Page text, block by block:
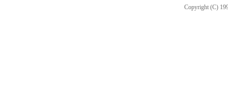
Copyright (C)